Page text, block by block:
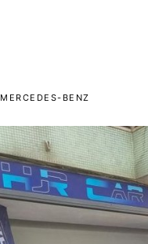
MERCEDES-BENZ